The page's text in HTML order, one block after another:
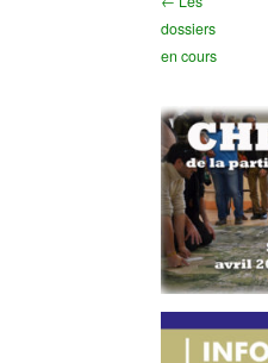
dossiers
en cours